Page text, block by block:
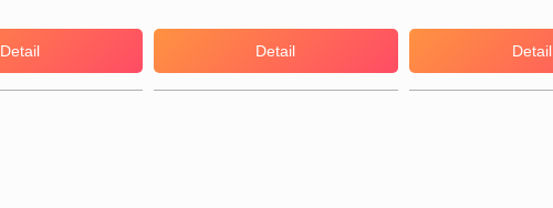
Detail Detail Detail